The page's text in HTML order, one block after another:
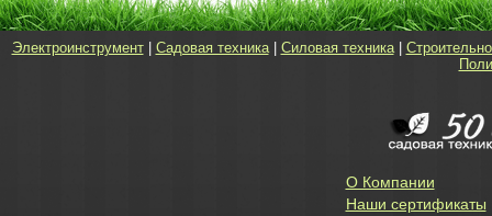
Электроинструмент| Садовая техника| Силовая техника|
О Компании
Наши сертификаты